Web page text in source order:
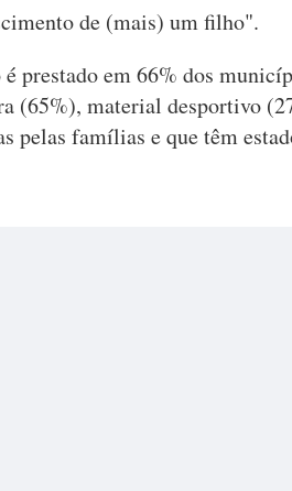
de (mais) um filho".
prestado em 66% dos
(65%), material desportivo
pelas famílias e que têm